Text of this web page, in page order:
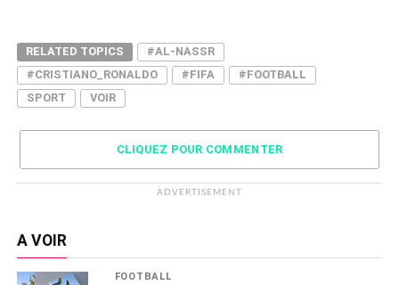
RELATED TOPICS
#AL-NASSR
#CRISTIANO_RONALDO
#FIFA
#FOOTBALL
SPORT
VOIR
CLIQUEZ POUR COMMENTER
ADVERTISEMENT
A VOIR
FOOTBALL